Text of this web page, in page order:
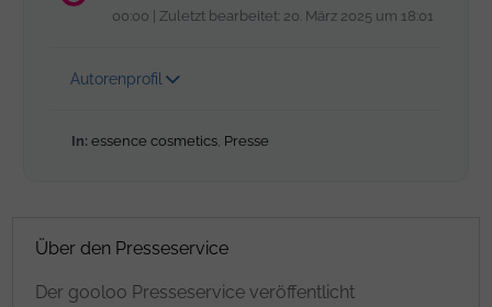
00:00 | Zuletzt bearbeitet: 20. März 2025 um 18:01
Autorenprofil
In: essence cosmetics, Presse
Über den Presseservice
Der gooloo Presseservice veröffentlicht